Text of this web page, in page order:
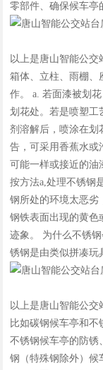
零部件、确保候车亭
以上是唐山智能公
箱体、立柱、雨棚、
作。 a. 若面漆被划
划花处。若是喷塑工
剂溶解后，喷涂在划
告，可采用香蕉水或
可能一样或接近的油
按方法a,处理不锈钢
钢所处的环境太恶劣
钢铁表面出现的黄色
迹象。 为什么不锈
锈钢是由类似拼凑玩
以上是唐山智能公
比如碳钢候车亭和不
不锈钢候车亭的防锈
钢（特殊钢除外）候